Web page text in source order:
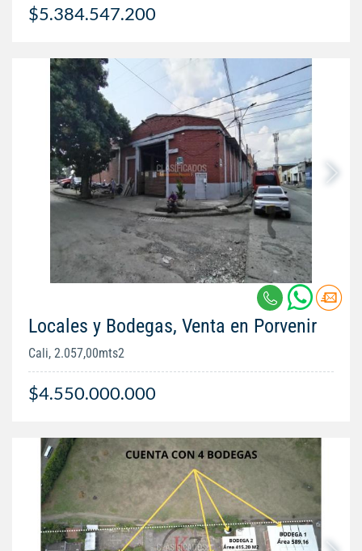
$5.384.547.200
Locales y Bodegas, Venta en Porvenir
Cali, 2.057,00mts2
$4.550.000.000